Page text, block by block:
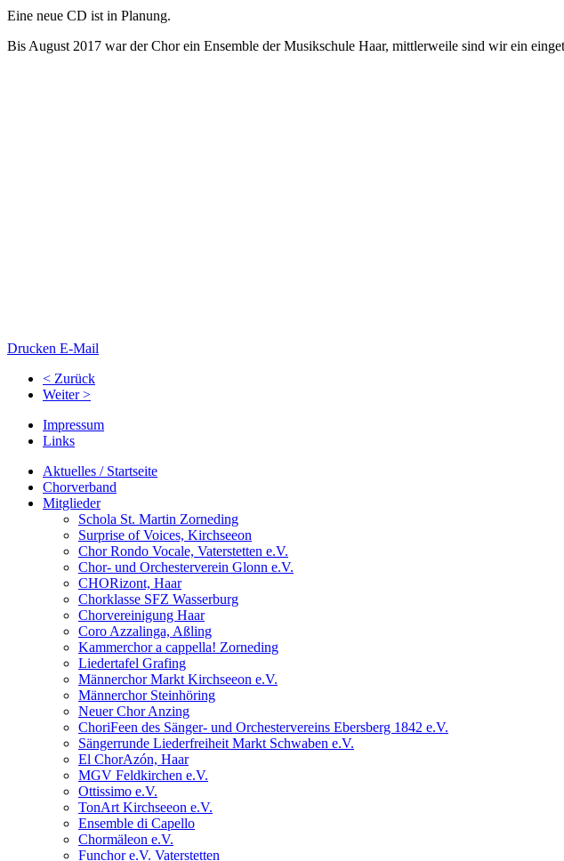
Eine neue CD ist in Planung.
Bis August 2017 war der Chor ein Ensemble der Musikschule Haar, mittlerweile sind wir ein
Drucken E-Mail
< Zurück
Weiter >
Impressum
Links
Aktuelles / Startseite
Chorverband
Mitglieder
Schola St. Martin Zorneding
Surprise of Voices, Kirchseeon
Chor Rondo Vocale, Vaterstetten e.V.
Chor- und Orchesterverein Glonn e.V.
CHORizont, Haar
Chorklasse SFZ Wasserburg
Chorvereinigung Haar
Coro Azzalinga, Aßling
Kammerchor a cappella! Zorneding
Liedertafel Grafing
Männerchor Markt Kirchseeon e.V.
Männerchor Steinhöring
Neuer Chor Anzing
ChoriFeen des Sänger- und Orchestervereins Ebersberg 1842 e.V.
Sängerrunde Liederfreiheit Markt Schwaben e.V.
El ChorAzón, Haar
MGV Feldkirchen e.V.
Ottissimo e.V.
TonArt Kirchseeon e.V.
Ensemble di Capello
Chormäleon e.V.
Funchor e.V. Vaterstetten